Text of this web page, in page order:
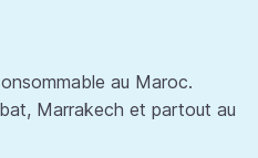
au Maroc.
Marrakech et partout au